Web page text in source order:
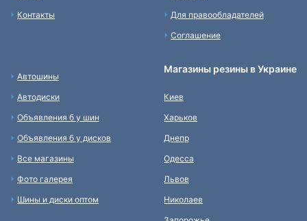
Контакты
Для правообладателей
Соглашение
Автошины
Автодиски
Объявления б у шин
Объявления б у дисков
Все магазины
Фото галерея
Шины и диски оптом
Магазины резины в Украине
Киев
Харьков
Днепр
Одесса
Львов
Николаев